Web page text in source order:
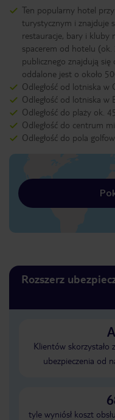
Ten popularny hotel
turystycznym i znajduje
restauracje, bary i kluby
spacerem od hotelu (ok.
publicznego znajdują
oddalone jest o około
Odległość od lotniska w
Odległość od lotniska w
Odległość do plaży ok.
Odległość do centrum
Odległość do pola
Rozszerz
Klientów
ubezpieczenia od
tyle wyniósł koszt